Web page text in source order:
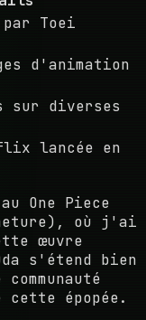
Toei
d'animation
sur diverses
lancée en
One Piece
où j'ai
œuvre
s'étend bien
cette épopée.